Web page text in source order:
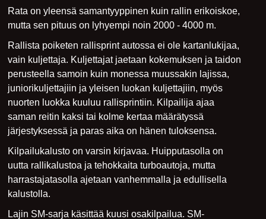
Rata on yleensä samantyyppinen kuin rallin erikoiskoe,
mutta sen pituus on lyhyempi noin 2000 - 4000 m.
Rallista poiketen rallisprint autossa ei ole kartanlukijaa,
vain kuljettaja. Kuljettajat jaetaan kokemuksen ja taidon
perusteella samoin kuin monessa muussakin lajissa,
juniorikuljettajiin ja yleisen luokan kuljettajiin, myös
nuorten luokka kuuluu rallisprintiin. Kilpailija ajaa
saman reitin kaksi tai kolme kertaa määrätyssä
järjestyksessä ja paras aika on hänen tuloksensa.
Kilpailukalusto on varsin kirjavaa. Huipputasolla on
uutta rallikalustoa ja tehokkaita turboautoja, mutta
harrastajatasolla ajetaan vanhemmalla ja edullisella
kalustolla.
Lajin SM-sarja käsittää kuusi osakilpailua. SM-